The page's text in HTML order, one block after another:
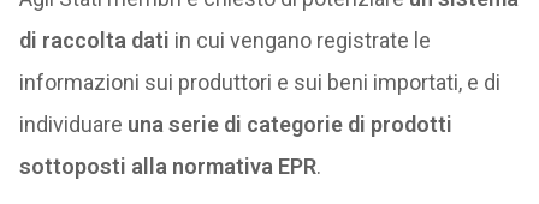
di raccolta dati in cui vengano registrate le
informazioni sui produttori e sui beni importati, e di
individuare una serie di categorie di prodotti
sottoposti alla normativa EPR.